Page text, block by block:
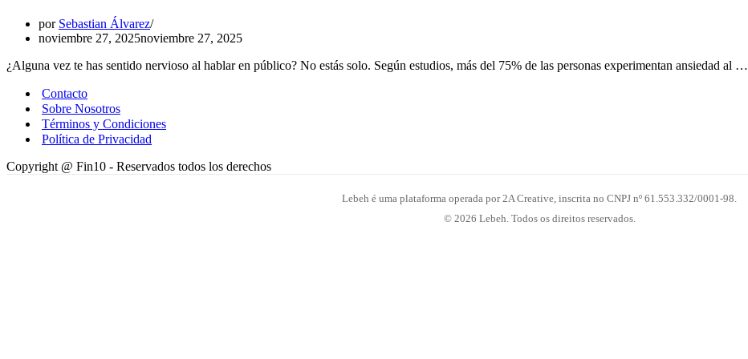
por Sebastian Álvarez
noviembre 27, 2025noviembre 27, 2025
¿Alguna vez te has sentido nervioso al hablar en público? No estás solo. Según estudios, más del 75% de las personas experimentan ansiedad al …
Contacto
Sobre Nosotros
Términos y Condiciones
Política de Privacidad
Copyright @ Fin10 - Reservados todos los derechos
Lebeh é uma plataforma operada por 2A Creative, inscrita no CNPJ nº 61.553.332/0001-98.
© 2026 Lebeh. Todos os direitos reservados.